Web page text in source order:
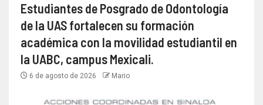
Estudiantes de Posgrado de Odontología
de la UAS fortalecen su formación
académica con la movilidad estudiantil en
la UABC, campus Mexicali.
6 de agosto de 2026 Mario